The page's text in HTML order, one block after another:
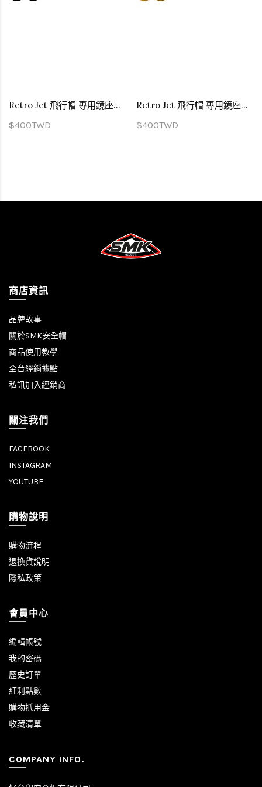
Retro Jet 飛行帽 專用鏡座螺絲 配件 黑色
$400TWD
Retro Jet 飛行帽 專用鏡座螺絲 配件 黃色
$400TWD
商店資訊
品牌故事
關於SMK安全帽
商品使用教學
全台經銷據點
私訊加入經銷商
關注我們
FACEBOOK
INSTAGRAM
YOUTUBE
購物說明
購物流程
退換貨說明
隱私政策
會員中心
編輯帳號
我的密碼
歷史訂單
紅利點數
購物抵用金
收藏清單
COMPANY INFO.